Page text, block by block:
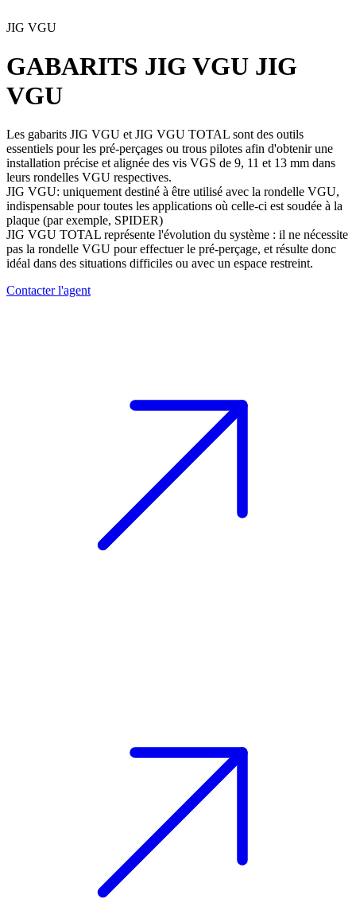
JIG VGU
GABARITS JIG VGU JIG
VGU
Les gabarits JIG VGU etJIG VGU TOTAL sont des outils
essentiels pour les pré-perçages ou trous pilotes afin d'obtenir une
installation précise et alignée des vis VGS de 9, 11 et 13 mm dans
leurs rondelles VGU respectives.
JIG VGU: uniquement destiné à être utilisé avec la rondelle VGU,
indispensable pour toutes les applications où celle-ci est soudée à la
plaque (par exemple, SPIDER)
JIG VGU TOTAL représente l'évolution du système : il ne nécessite
pas la rondelle VGU pour effectuer le pré-perçage, et résulte donc
idéal dans des situations difficiles ou avec un espace restreint.
Contacter l'agent